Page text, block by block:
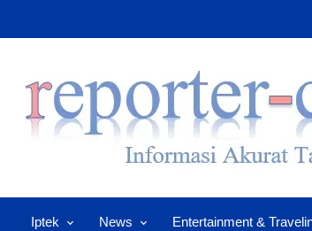
to
Iptek News Entertainment &